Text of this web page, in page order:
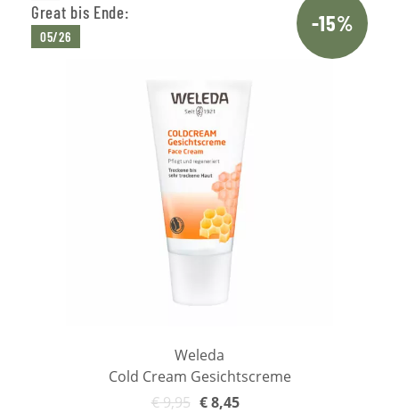
Great bis Ende:
05/26
-15%
Weleda
Cold Cream Gesichtscreme
€9,95 €8,45